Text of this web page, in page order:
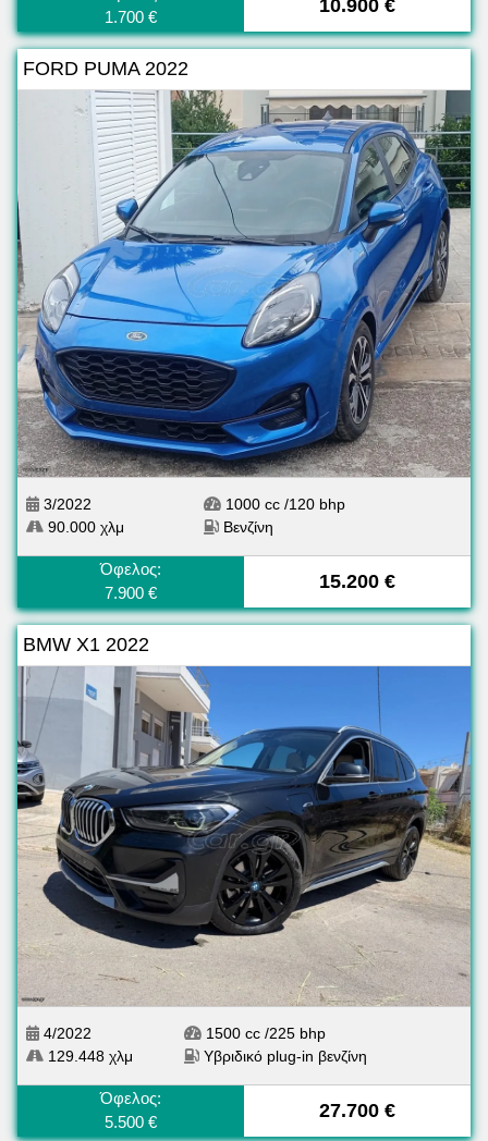
1.700 €
10.900 €
FORD PUMA 2022
3/2022
90.000 χλμ
1000 cc /120 bhp
Βενζίνη
Όφελος:
7.900 €
15.200 €
BMW X1 2022
4/2022
129.448 χλμ
1500 cc /225 bhp
Υβριδικό plug-in βενζίνη
Όφελος:
5.500 €
27.700 €